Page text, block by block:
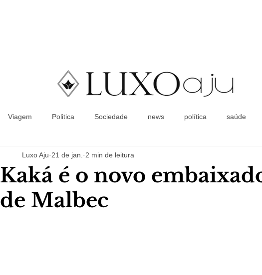
Coluna Social
Viagem Politica Sociedade news política saúde
Kaká é o novo
de Malbec
Luxo Aju 21 de jan. 2 min de leitura